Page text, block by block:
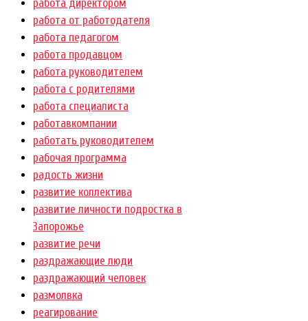
работа директором
работа от работодателя
работа педагогом
работа продавцом
работа руководителем
работа с родителями
работа специалиста
работавкомпании
работать руководителем
рабочая программа
радость жизни
развитие коллектива
развитие личности подростка в
Запорожье
развитие речи
раздражающие люди
раздражающий человек
размолвка
реагирование